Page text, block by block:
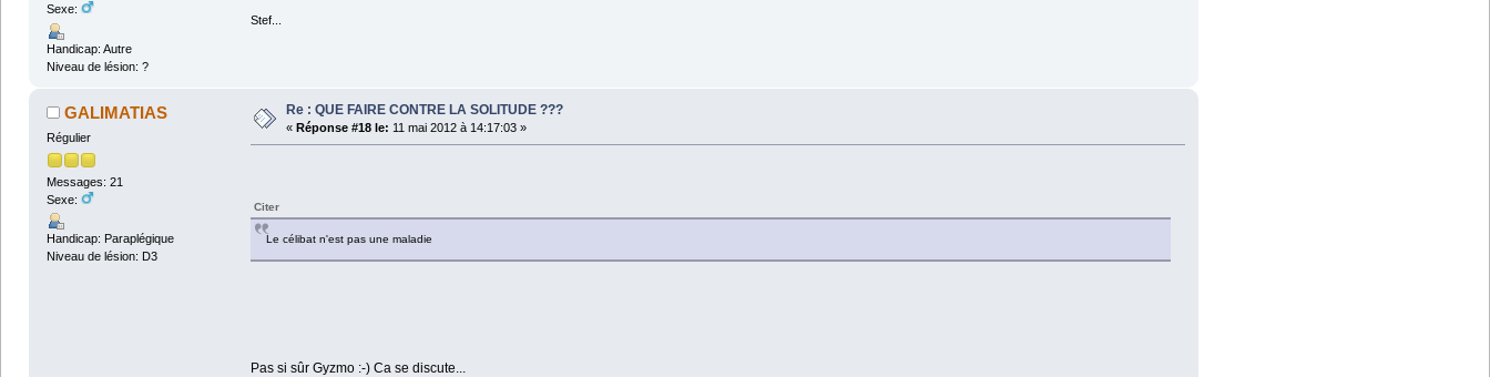
Sexe:
Handicap: Autre
Niveau de lésion: ?
Stef...
GALIMATIAS
Régulier
Messages: 21
Sexe:
Handicap: Paraplégique
Niveau de lésion: D3
Re : QUE FAIRE CONTRE LA SOLITUDE ???
« Réponse #18 le: 11 mai 2012 à 14:17:03 »
Citer
Le célibat n'est pas une maladie
Pas si sûr Gyzmo :-) Ca se discute...